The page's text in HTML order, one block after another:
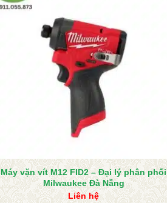
Máy vặn vít M12 FID2 – Đại lý phân phối
Milwaukee Đà Nẵng
Liên hệ